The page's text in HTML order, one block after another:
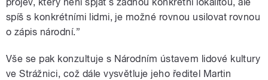
spíš s konkrétními lidmi, je možné rovnou usilovat rovnou
o zápis národní.”
Vše se pak konzultuje s Národním ústavem lidové kultury
ve Strážnici, což dále vysvětluje jeho ředitel Martin